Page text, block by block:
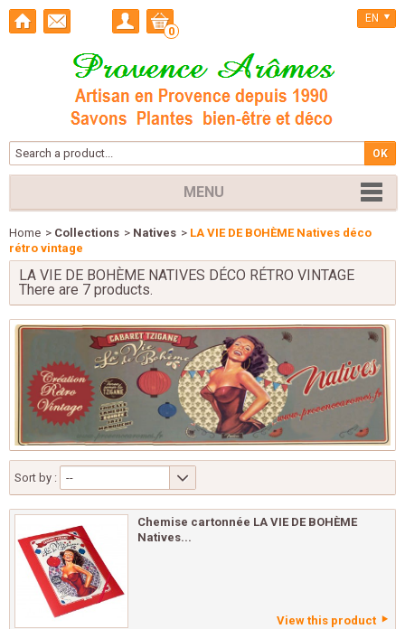
0
EN
MENU
Home > Collections > Natives > LA VIE DE BOHÈME Natives déco
rétro vintage
LA VIE DE BOHÈME NATIVES DÉCO RÉTRO VINTAGE
There are 7 products.
Sort by : --
Chemise cartonnée LA VIE DE BOHÈME
Natives...
View this product